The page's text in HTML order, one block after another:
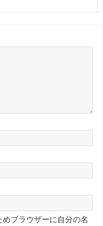
ブラウザーに自分の名